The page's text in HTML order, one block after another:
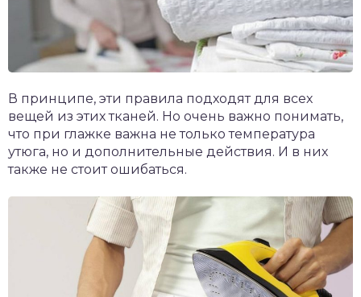
В принципе, эти правила подходят для всех
вещей из этих тканей. Но очень важно понимать,
что при глажке важна не только температура
утюга, но и дополнительные действия. И в них
также не стоит ошибаться.